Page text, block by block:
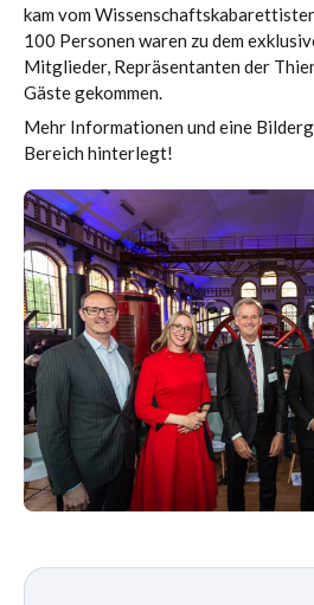
kam vom
100 Personen waren zu dem
Mitglieder, Repräsentanten der
Gäste gekommen.
Mehr Informationen und eine
Bereich hinterlegt!